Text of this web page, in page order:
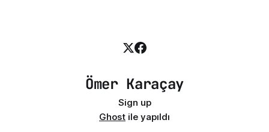
Ömer Karaçay
Sign up
Ghost ile yapıldı